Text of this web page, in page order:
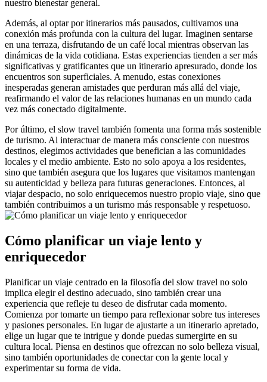
nuestro bienestar general.
Además, al optar por itinerarios más pausados, cultivamos una
conexión más profunda con la cultura del lugar. Imaginen sentarse
en una terraza, disfrutando de un café local mientras observan las
dinámicas de la vida cotidiana. Estas experiencias tienden a ser más
significativas y gratificantes que un itinerario apresurado, donde los
encuentros son superficiales. A menudo, estas conexiones
inesperadas generan amistades que perduran más allá del viaje,
reafirmando el valor de las relaciones humanas en un mundo cada
vez más conectado digitalmente.
Por último, el slow travel también fomenta una forma más sostenible
de turismo. Al interactuar de manera más consciente con nuestros
destinos, elegimos actividades que benefician a las comunidades
locales y el medio ambiente. Esto no solo apoya a los residentes,
sino que también asegura que los lugares que visitamos mantengan
su autenticidad y belleza para futuras generaciones. Entonces, al
viajar despacio, no solo enriquecemos nuestro propio viaje, sino que
también contribuimos a un turismo más responsable y respetuoso.
Cómo planificar un viaje lento y
enriquecedor
Planificar un viaje centrado en la filosofía del slow travel no solo
implica elegir el destino adecuado, sino también crear una
experiencia que refleje tu deseo de disfrutar cada momento.
Comienza por tomarte un tiempo para reflexionar sobre tus intereses
y pasiones personales. En lugar de ajustarte a un itinerario apretado,
elige un lugar que te intrigue y donde puedas sumergirte en su
cultura local. Piensa en destinos que ofrezcan no solo belleza visual,
sino también oportunidades de conectar con la gente local y
experimentar su forma de vida.